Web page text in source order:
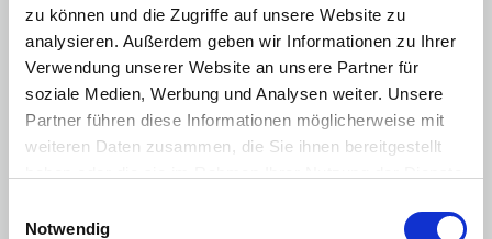
zu können und die Zugriffe auf unsere Website zu
analysieren. Außerdem geben wir Informationen zu Ihrer
Verwendung unserer Website an unsere Partner für
soziale Medien, Werbung und Analysen weiter. Unsere
Partner führen diese Informationen möglicherweise mit
weiteren Daten zusammen, die Sie ihnen bereitgestellt
Cookies, wenn Sie unsere Webseite weiterhin nutzen.
Notwendig
Multimedia:
Navigationssystem
USB Anschluss
Sonstiges
LM-Felgen